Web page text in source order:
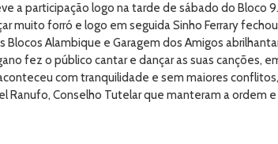
a participação logo na tarde de sábado do Bloco
muito forró e logo em seguida Sinho Ferrary
Alambique e Garagem dos Amigos
fez o público cantar e dançar as suas canções,
com tranquilidade e sem maiores
Ranufo, Conselho Tutelar que manteram a